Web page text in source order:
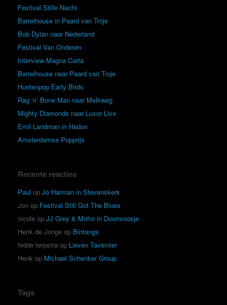
Festival Stille Nacht
Barrelhouse in Paard van Troje
Bob Dylan naar Nederland
Festival Van Onderen
Interview Magna Carta
Barrelhouse naar Paard van Troje
Huntenpop Early Birds
Rag ‘n’ Bone Man naar Melkweg
Mighty Diamonds naar Luxor Live
Emil Landman in Hedon
Amsterdamse Popprijs
Recente reacties
Paul op Jo Harman in Stevenskerk
Jon op Festival Still Got The Blues
nicole op JJ Grey & Mofro in Doornroosje
Henk de Jonge op Bintangs
hidde terpstra op Lieven Tavernier
Henk op Michael Schenker Group
Tags